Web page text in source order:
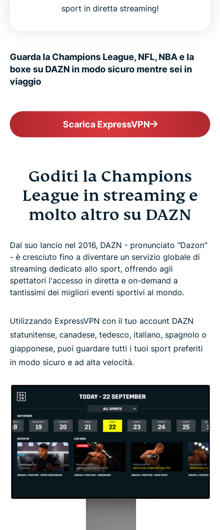
sport in diretta streaming!
Guarda la Champions League, NFL, NBA e la
boxe su DAZN in modo sicuro mentre sei in
viaggio
Scarica ExpressVPN
Goditi la Champions
League in streaming e
molto altro su DAZN
Dal suo lancio nel 2016, DAZN - pronunciato "Dazon"
- è cresciuto fino a diventare un servizio globale di
streaming dedicato allo sport, offrendo agli
spettatori l'accesso in diretta e on-demand a
tantissimi dei migliori eventi sportivi al mondo.
Utilizzando ExpressVPN con il tuo account DAZN
statunitense, canadese, tedesco, italiano, spagnolo o
giapponese, puoi guardare tutti i tuoi sport preferiti
in modo sicuro e ad alta velocità.